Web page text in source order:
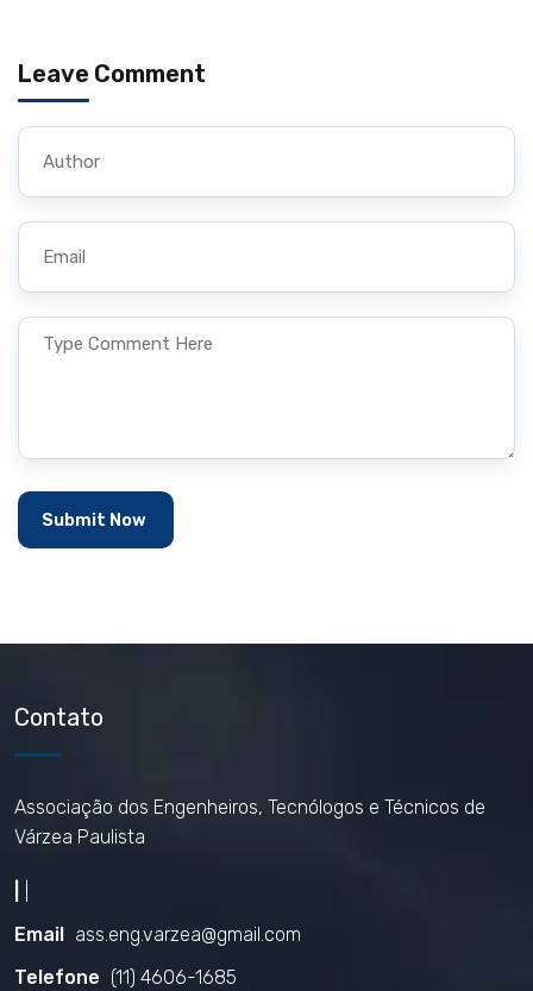
Leave Comment
Contato
Associação dos Engenheiros, Tecnólogos e Técnicos de
Várzea Paulista
Email
ass.eng.varzea@gmail.com
Telefone (11) 4606-1685